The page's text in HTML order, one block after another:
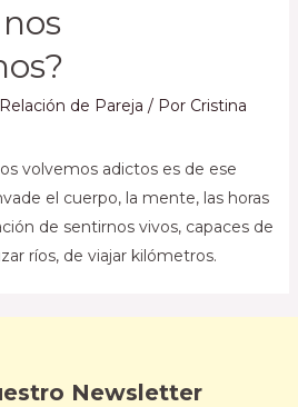
Relación de Pareja / Por Cristina
volvemos adictos es de ese
el cuerpo, la mente, las horas
de sentirnos vivos, capaces de
ríos, de viajar kilómetros.
Newsletter